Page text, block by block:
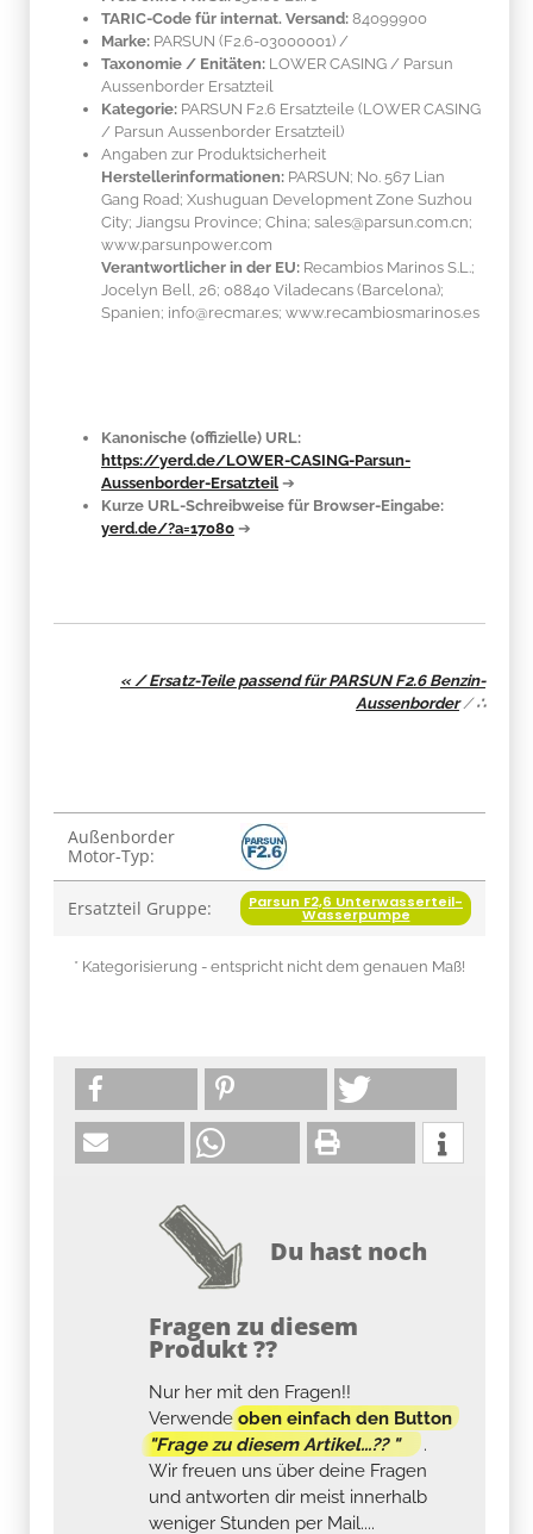
TARIC-Code für internat. Versand: 84099900
Marke: PARSUN (F2.6-03000001) /
Taxonomie / Enitäten: LOWER CASING / Parsun
Aussenborder Ersatzteil
Kategorie: PARSUN F2.6 Ersatzteile (LOWER CASING
/ Parsun Aussenborder Ersatzteil)
Angaben zur Produktsicherheit
Herstellerinformationen: PARSUN; No. 567 Lian
Gang Road; Xushuguan Development Zone Suzhou
City; Jiangsu Province; China; sales@parsun.com.cn;
www.parsunpower.com
Verantwortlicher in der EU: Recambios Marinos S.L.;
Jocelyn Bell, 26; 08840 Viladecans (Barcelona);
Spanien; info@recmar.es; www.recambiosmarinos.es
Kanonische (offizielle) URL:
https://yerd.de/LOWER-CASING-Parsun-
Aussenborder-Ersatzteil ➔
Kurze URL-Schreibweise für Browser-Eingabe:
yerd.de/?a=17080 ➔
« / Ersatz-Teile passend für PARSUN F2.6 Benzin-
Aussenborder/∴
Produkteigenschaft
Wert
Außenborder
Motor-Typ:
Ersatzteil Gruppe: Parsun F2,6 Unterwasserteil-
Wasserpumpe
* Kategorisierung - entspricht nicht dem genauen Maß!
Du hast noch
Fragen zu diesem
Produkt ??
Nur her mit den Fragen!!
Verwendeoben einfach den Button
"Frage zu diesem Artikel...?? "
.
Wir freuen uns über deine Fragen
und antworten dir meist innerhalb
weniger Stunden per Mail....